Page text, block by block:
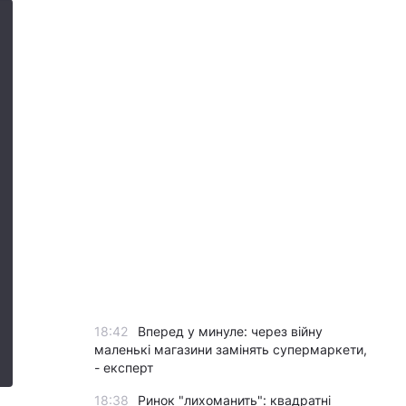
18:42
Вперед у минуле: через війну
маленькі магазини замінять супермаркети,
- експерт
18:38
Ринок "лихоманить": квадратні